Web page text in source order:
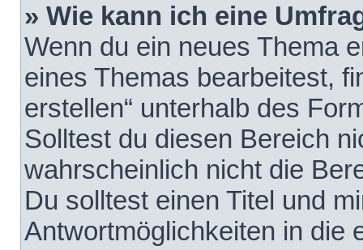
» Wie kann ich eine
Wenn du ein neues Thema
eines Themas bearbeitest,
erstellen“ unterhalb des
Solltest du diesen Bereich
wahrscheinlich nicht die
Du solltest einen Titel und
Antwortmöglichkeiten in die